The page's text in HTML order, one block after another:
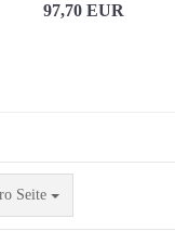
97,70 EUR
Seite